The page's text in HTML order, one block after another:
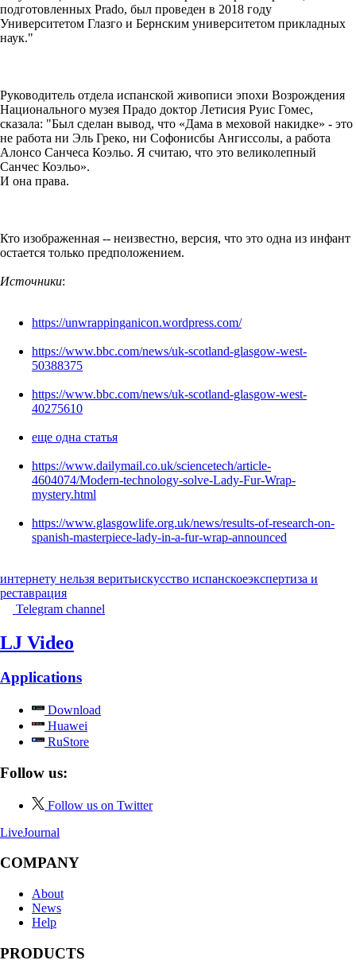
подготовленных Prado, был проведен в 2018 году
Университетом Глазго и Бернским университетом прикладных
наук."
Руководитель отдела испанской живописи эпохи Возрождения
Национального музея Прадо доктор Летисия Руис Гомес,
сказала: "Был сделан вывод, что «Дама в меховой накидке» - это
не работа ни Эль Греко, ни Софонисбы Ангиссолы, а работа
Алонсо Санчеса Коэльо. Я считаю, что это великолепный
Санчес Коэльо».
И она права.
Кто изображенная -- неизвестно, версия, что это одна из инфант
остается только предположением.
Источники:
https://unwrappinganicon.wordpress.com/
https://www.bbc.com/news/uk-scotland-glasgow-west-
50388375
https://www.bbc.com/news/uk-scotland-glasgow-west-
40275610
еще одна статья
https://www.dailymail.co.uk/sciencetech/article-
4604074/Modern-technology-solve-Lady-Fur-Wrap-
mystery.html
https://www.glasgowlife.org.uk/news/results-of-research-on-
spanish-masterpiece-lady-in-a-fur-wrap-announced
интернету нельзя веритьискусство испанскоеэкспертиза и
реставрация
Telegram channel
LJ Video
Applications
Download
Huawei
RuStore
Follow us:
Follow us on Twitter
LiveJournal
COMPANY
About
News
Help
PRODUCTS